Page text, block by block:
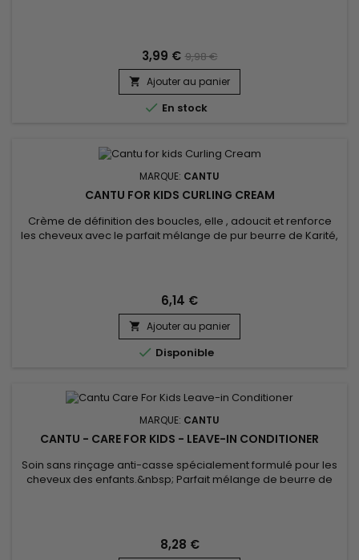
couleur tandis que le beurre de Karité et l'huile de...
3,99 € 9,98 €
 Ajouter au panier
 En stock
MARQUE: CANTU
CANTU FOR KIDS CURLING CREAM
Crème de définition des boucles, elle , adoucit et renforce
les cheveux avec le parfait mélange de pur beurre de Karité,
huile...
6,14 €
 Ajouter au panier
 Disponible
MARQUE: CANTU
CANTU - CARE FOR KIDS - LEAVE-IN CONDITIONER
Soin sans rinçage anti-casse spécialement formulé pour les
cheveux des enfants.&nbsp; Parfait mélange de beurre de
casse de Cantu est sans sulfates, sans silicone ni huiles
minérales.
8,28 €